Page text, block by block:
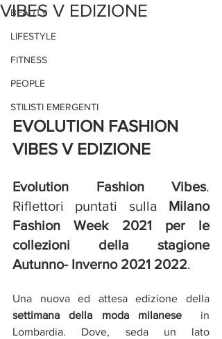
BEAUTY
LIFESTYLE
FITNESS
PEOPLE
STILISTI EMERGENTI
VIBES V EDIZIONE
EVOLUTION FASHION
VIBES V EDIZIONE
Evolution Fashion Vibes.
Riflettori puntati sulla Milano
Fashion Week 2021 per le
collezioni della stagione
Autunno- Inverno 2021 2022.
settimana della moda milanese
in
Lombardia. Dove, seda un lato